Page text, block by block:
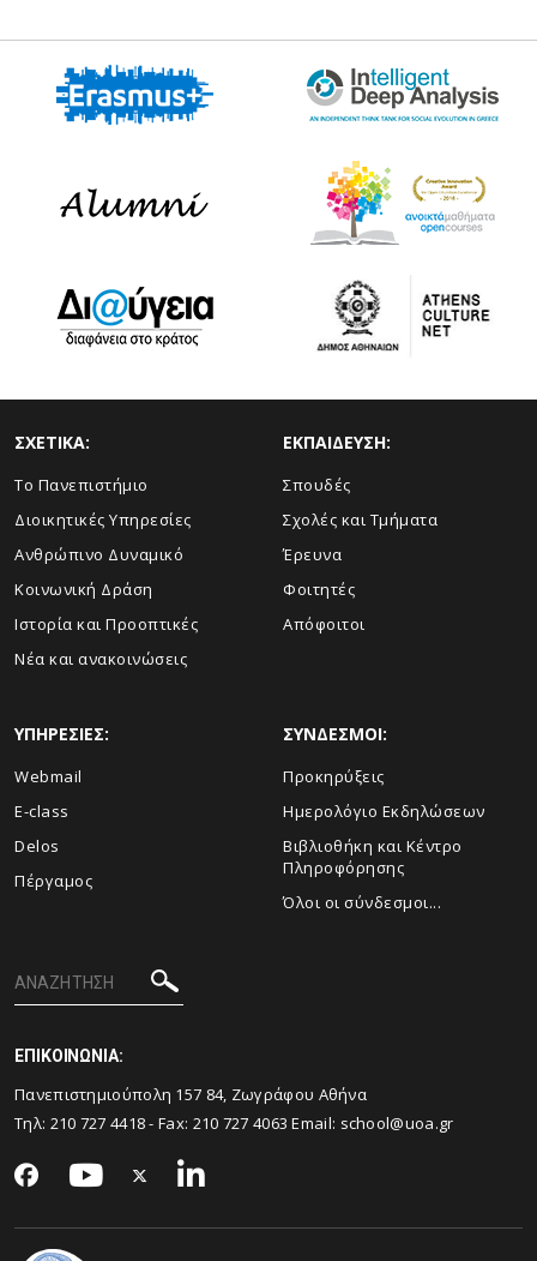
ΣΧΕΤΙΚΑ:
Το Πανεπιστήμιο
Διοικητικές Υπηρεσίες
Ανθρώπινο Δυναμικό
Κοινωνική Δράση
Ιστορία και Προοπτικές
Νέα και ανακοινώσεις
ΕΚΠΑΙΔΕΥΣΗ:
Σπουδές
Σχολές και Τμήματα
Έρευνα
Φοιτητές
Απόφοιτοι
ΥΠΗΡΕΣΙΕΣ:
Webmail
E-class
Delos
Πέργαμος
ΣΥΝΔΕΣΜΟΙ:
Προκηρύξεις
Ημερολόγιο Εκδηλώσεων
Βιβλιοθήκη και Κέντρο
Πληροφόρησης
Όλοι οι σύνδεσμοι...
ΕΠΙΚΟΙΝΩΝΙΑ:
Πανεπιστημιούπολη 157 84, Ζωγράφου Αθήνα
Τηλ: 210 727 4418- Fax: 210 727 4063 Email: school@uoa.gr